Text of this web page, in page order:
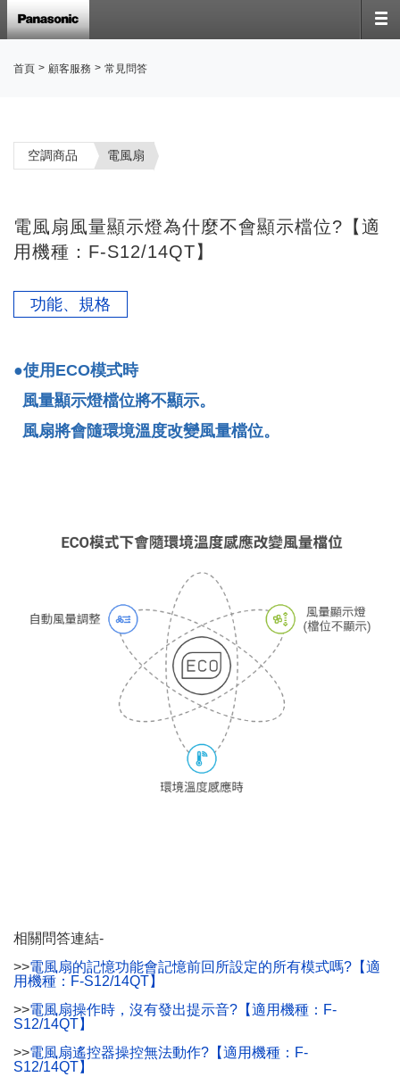
首頁 > 顧客服務 > 常見問答
空調商品 電風扇
電風扇風量顯示燈為什麼不會顯示檔位?【適
用機種：F-S12/14QT】
功能、規格
●使用ECO模式時
風量顯示燈檔位將不顯示。
風扇將會隨環境溫度改變風量檔位。
相關問答連結-
>>電風扇的記憶功能會記憶前回所設定的所有模式嗎?【適
用機種：F-S12/14QT】
>>電風扇操作時，沒有發出提示音?【適用機種：F-
S12/14QT】
>>電風扇遙控器操控無法動作?【適用機種：F-
S12/14QT】